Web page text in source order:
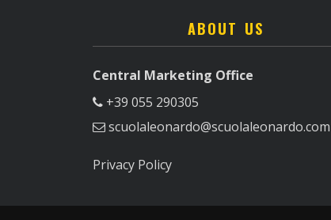
ABOUT US
Central Marketing Office
+39 055 290305
scuolaleonardo@scuolaleonardo.com
Privacy Policy